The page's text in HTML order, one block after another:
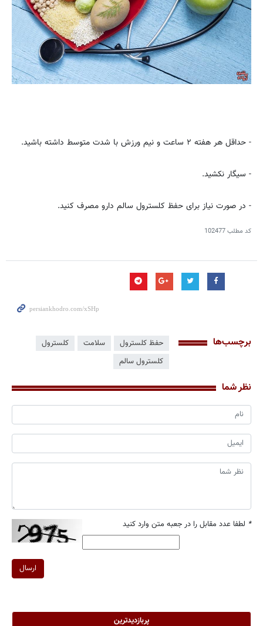
- حداقل هر هفته ۲ ساعت و نیم ورزش با شدت متوسط داشته باشید.
- سیگار نکشید.
- در صورت نیاز برای حفظ کلسترول سالم دارو مصرف کنید.
کد مطلب102477
برچسب‌ها حفظ کلسترول سلامت
کلسترول
کلسترول سالم
نظر شما
* لطفا عدد مقابل را در جعبه متن وارد کنید
ارسال
پربازدیدترین